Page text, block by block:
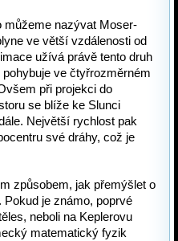
můžeme nazývat Moser-
ve větší vzdálenosti od
užívá právě tento druh
ve čtyřrozměrném
při projekci do
se blíže ke Slunci
Největší rychlost pak
své dráhy, což je
způsobem, jak přemýšlet o
je známo, poprvé
neboli na Keplerovu